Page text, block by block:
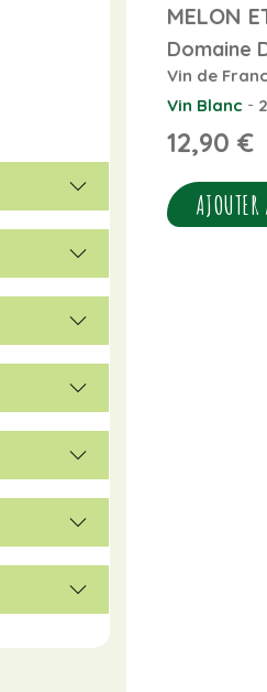
MELON
Domaine
Vin de
Vin Blanc -
12,90 €